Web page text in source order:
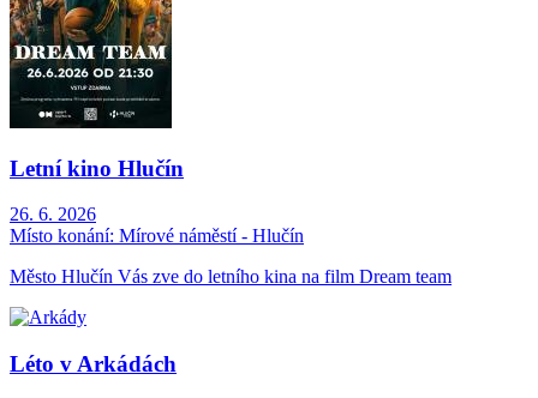
Letní kino Hlučín
26. 6. 2026
Místo konání: Mírové náměstí - Hlučín
Město Hlučín Vás zve do letního kina na film Dream team
Léto v Arkádách